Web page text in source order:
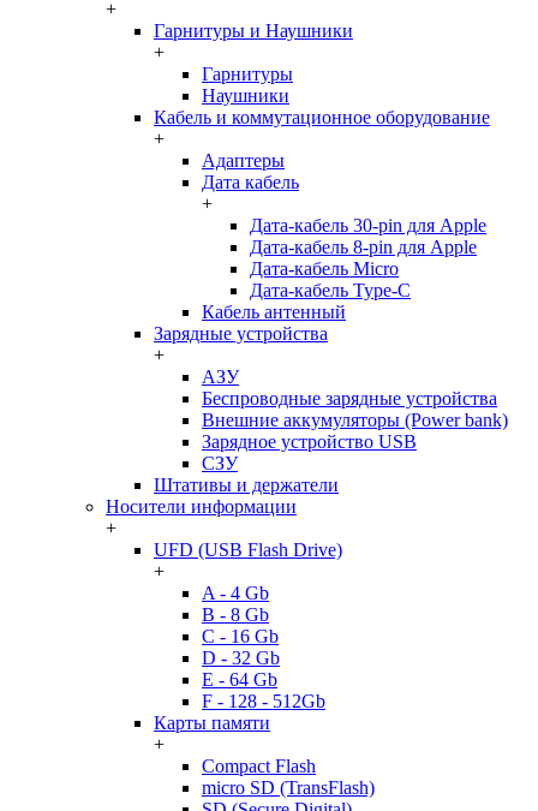
+
Гарнитуры и Наушники
+
Гарнитуры
Наушники
Кабель и коммутационное оборудование
+
Адаптеры
Дата кабель
+
Дата-кабель 30-pin для Apple
Дата-кабель 8-pin для Apple
Дата-кабель Micro
Дата-кабель Type-C
Кабель антенный
Зарядные устройства
+
АЗУ
Беспроводные зарядные устройства
Внешние аккумуляторы (Power bank)
Зарядное устройство USB
СЗУ
Штативы и держатели
Носители информации
+
UFD (USB Flash Drive)
+
A - 4 Gb
B - 8 Gb
C - 16 Gb
D - 32 Gb
E - 64 Gb
F - 128 - 512Gb
Карты памяти
+
Compact Flash
micro SD (TransFlash)